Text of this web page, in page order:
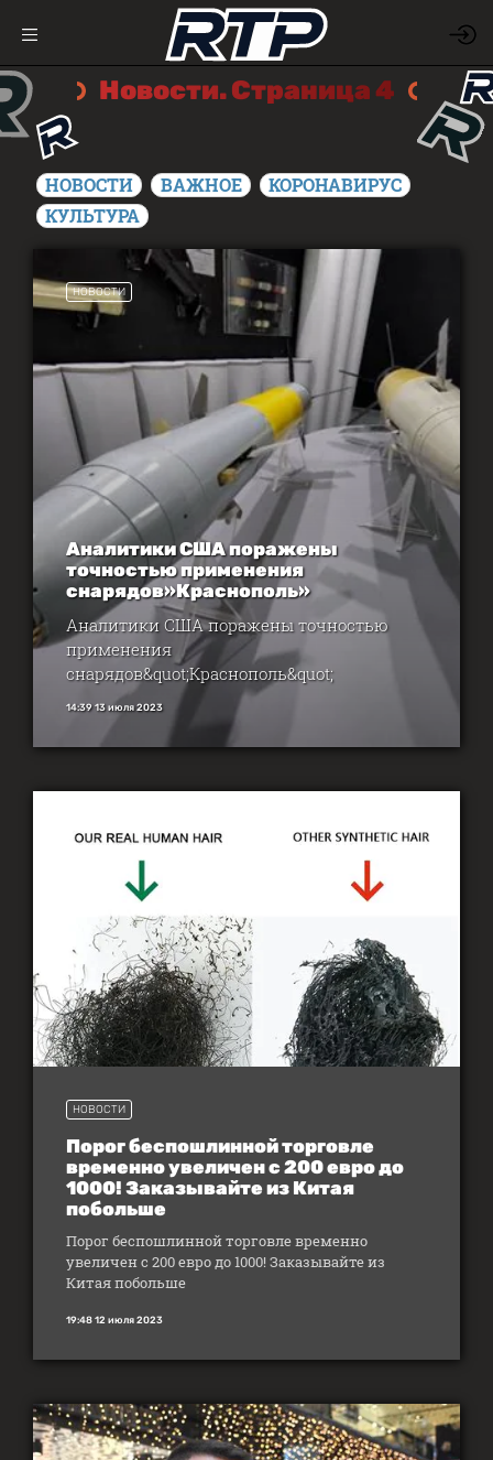
Новости. Страница 4
НОВОСТИ ВАЖНОЕ
КОРОНАВИРУС
КУЛЬТУРА
НОВОСТИ
Аналитики США поражены
точностью применения
снарядов»Краснополь»
Аналитики США поражены точностью
применения
снарядов&quot;Краснополь&quot;
14:39 13 июля 2023
НОВОСТИ
Порог беспошлинной торговле
временно увеличен с 200 евро до
1000! Заказывайте из Китая
побольше
Порог беспошлинной торговле временно
увеличен с 200 евро до 1000! Заказывайте из
Китая побольше
19:48 12 июля 2023